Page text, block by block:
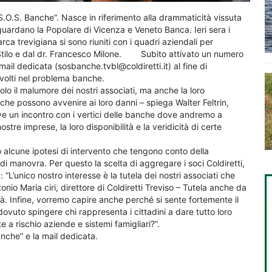
Banche”. Nasce in riferimento alla drammaticità vissuta
la Popolare di Vicenza e Veneto Banca. Ieri sera i
trevigiana si sono riuniti con i quadri aziendali per
e dal dr. Francesco Milone. Subito attivato un numero
dedicata (sosbanche.tvbl@coldiretti.it) al fine di
nel problema banche.
il malumore dei nostri associati, ma anche la loro
possono avvenire ai loro danni – spiega Walter Feltrin,
un incontro con i vertici delle banche dove andremo a
imprese, la loro disponibilità e la veridicità di certe
ipotesi di intervento che tengono conto della
manovra. Per questo la scelta di aggregare i soci Coldiretti,
nostro interesse è la tutela dei nostri associati che
Maria ciri, direttore di Coldiretti Treviso – Tutela anche da
Infine, vorremo capire anche perché si sente fortemente il
spingere chi rappresenta i cittadini a dare tutto loro
a rischio aziende e sistemi famigliari?”.
e la mail dedicata.